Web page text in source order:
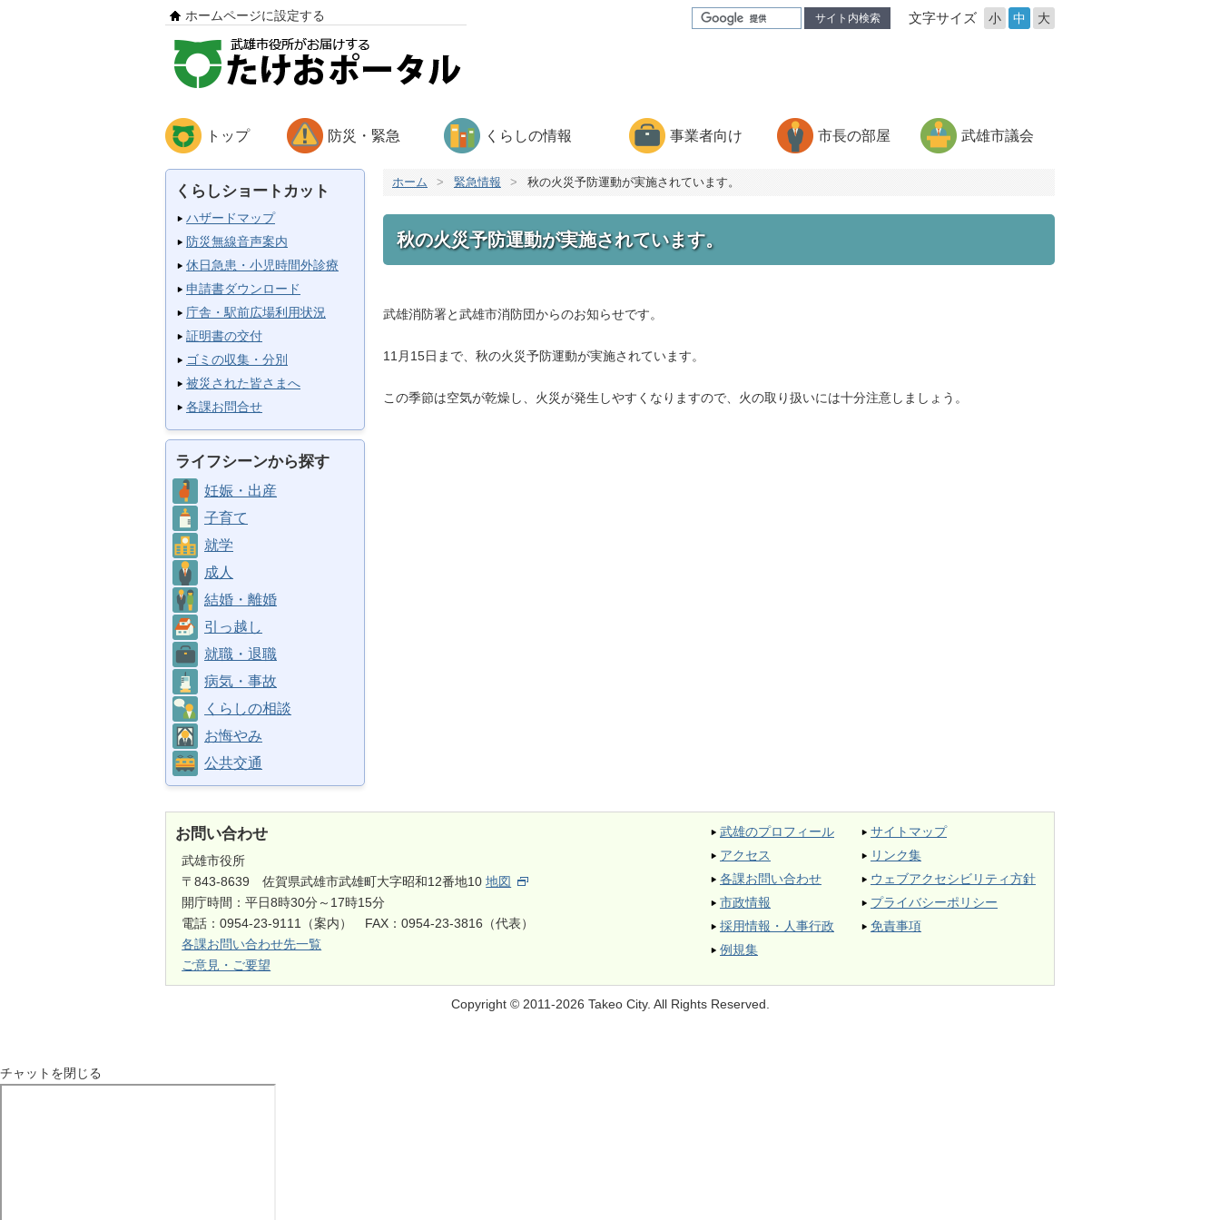
サイト内検索 文字サイズ 小 中 大
ホームページに設定する
トップ 防災・緊急 くらしの情報 事業者向け 市長の部屋 武雄市議会
くらしショートカット
ハザードマップ
防災無線音声案内
休日急患・小児時間外診療
申請書ダウンロード
庁舎・駅前広場利用状況
証明書の交付
ゴミの収集・分別
被災された皆さまへ
各課お問合せ
ライフシーンから探す
妊娠・出産
子育て
就学
成人
結婚・離婚
引っ越し
就職・退職
病気・事故
くらしの相談
お悔やみ
公共交通
ホーム > 緊急情報 > 秋の火災予防運動が実施されています。
秋の火災予防運動が実施されています。
武雄消防署と武雄市消防団からのお知らせです。
11月15日まで、秋の火災予防運動が実施されています。
この季節は空気が乾燥し、火災が発生しやすくなりますので、火の取り扱いには十分注意しましょう。
お問い合わせ
武雄市役所
〒843-8639 佐賀県武雄市武雄町大字昭和12番地10地図
開庁時間：平日8時30分～17時15分
電話：0954-23-9111（案内） FAX：0954-23-3816（代表）
各課お問い合わせ先一覧
ご意見・ご要望
武雄のプロフィール
アクセス
各課お問い合わせ
市政情報
採用情報・人事行政
例規集
サイトマップ
リンク集
ウェブアクセシビリティ方針
プライバシーポリシー
免責事項
Copyright © 2011-2026 Takeo City. All Rights Reserved.
チャットを閉じる